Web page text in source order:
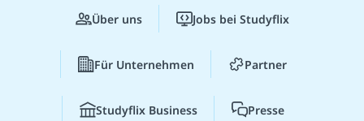
Über uns Jobs bei Studyflix
Für Unternehmen Partner
Studyflix Business Presse